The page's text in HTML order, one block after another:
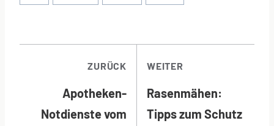
ZURÜCK
Apotheken-
Notdienste vom
WEITER
Rasenmähen:
Tipps zum Schutz